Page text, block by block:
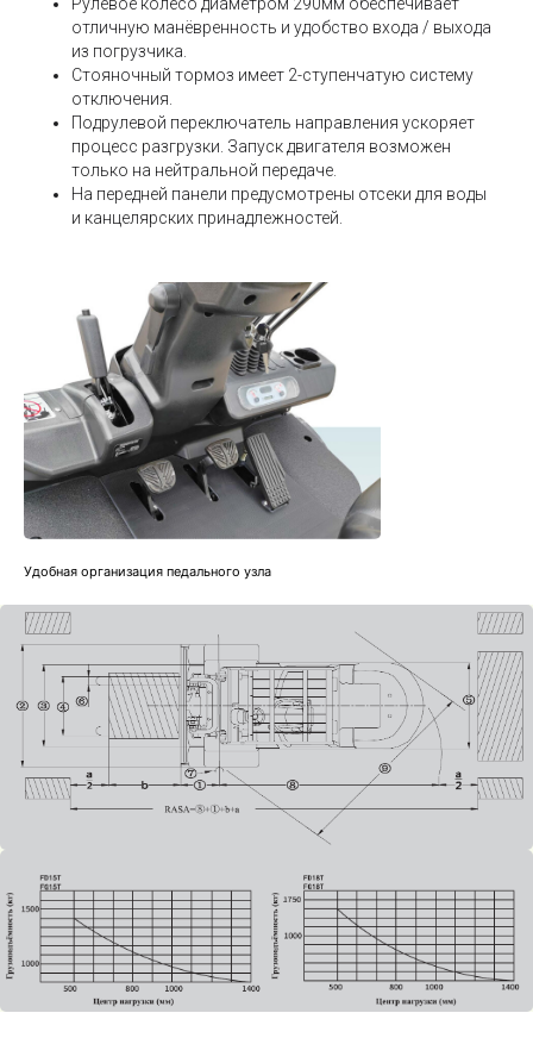
Рулевое колесо диаметром 290мм обеспечивает
отличную манёвренность и удобство входа / выхода
из погрузчика.
Стояночный тормоз имеет 2-ступенчатую систему
отключения.
Подрулевой переключатель направления ускоряет
процесс разгрузки. Запуск двигателя возможен
только на нейтральной передаче.
На передней панели предусмотрены отсеки для воды
и канцелярских принадлежностей.
Удобная организация педального узла
Подписаться на новости